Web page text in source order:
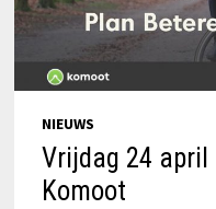
NIEUWS
Vrijdag 24 april
Komoot